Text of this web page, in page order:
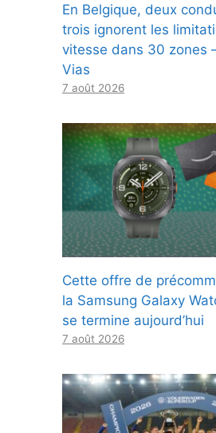
En Belgique, deux
trois ignorent les
vitesse dans 30 zones
Vias
7 août 2026
Cette offre de
la Samsung Galaxy
se termine aujourd’hui
7 août 2026